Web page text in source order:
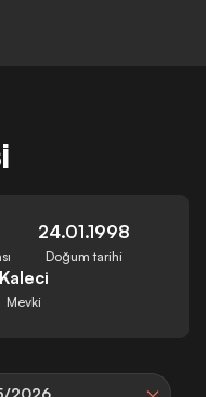
24.01.1998
Doğum tarihi
Kaleci
Mevki
2026